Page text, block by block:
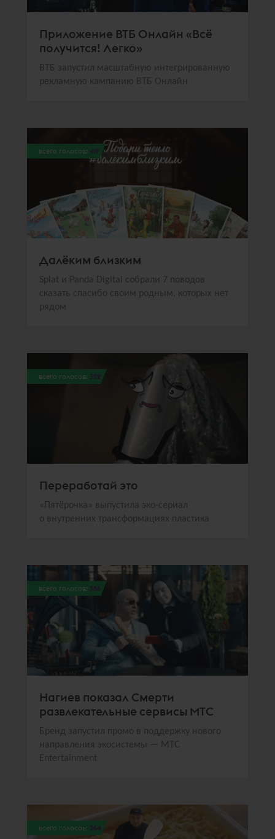
Приложение ВТБ Онлайн «Всё
получится! Легко»
ВТБ запустил масштабную интегрированную
рекламную кампанию ВТБ Онлайн
всего голосов: 419
Далёким близким
Splat и Panda Digital собрали 7 поводов
сказать спасибо своим родным, которых нет
рядом
всего голосов: 392
Переработай это
«Пятёрочка» выпустила эко-сериал
о внутренних трансформациях пластика
всего голосов: 386
Нагиев показал Смерти
развлекательные сервисы МТС
Бренд запустил промо в поддержку нового
направления экосистемы — МТС
Entertainment
всего голосов: 364